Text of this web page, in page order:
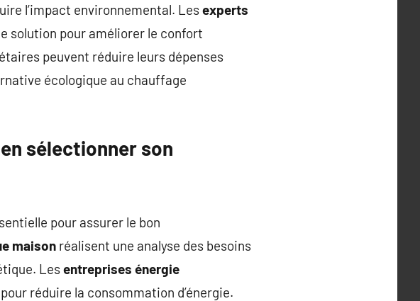
l’impact environnemental. Lesexperts
solution pour améliorer le confort
peuvent réduire leurs dépenses
écologique au chauffage
sélectionner son
pour assurer le bon
maison réalisent une analyse des besoins
Lesentreprises énergie
réduire la consommation d’énergie.